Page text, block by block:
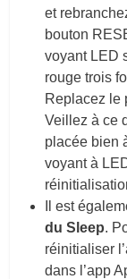
et
bouton
voyant LED
rouge trois
Replacez le
Veillez à ce
placée bien
voyant à
Il est
du Sleep.
réinitialiser
dans l’app